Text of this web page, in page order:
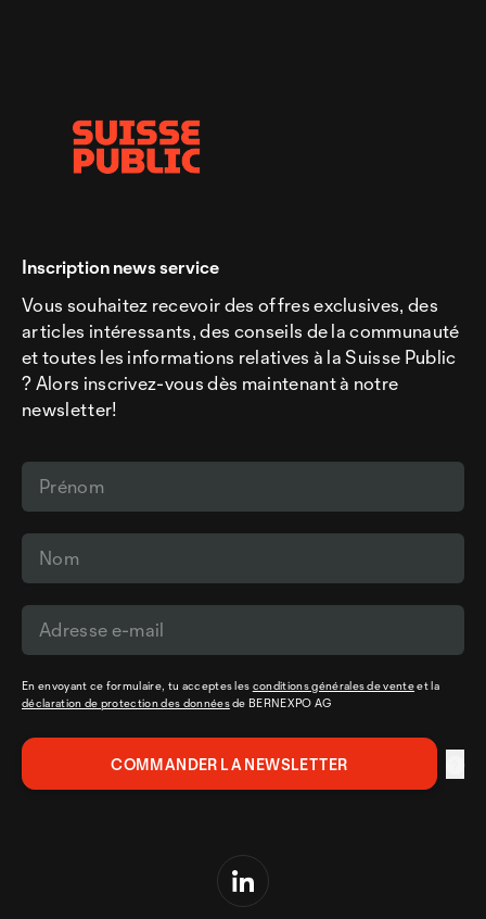
Inscription news service
Vous souhaitez recevoir des offres exclusives, des
articles intéressants, des conseils de la communauté
et toutes les informations relatives à la Suisse Public
? Alors inscrivez-vous dès maintenant à notre
newsletter!
En envoyant ce formulaire, tu acceptes les conditions générales de venteet la
déclaration de protection des donnéesde BERNEXPO AG